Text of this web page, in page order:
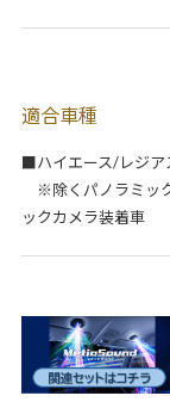
適合車種
■ハイエース/レジ
※除くパノラミッ
ックカメラ装着車